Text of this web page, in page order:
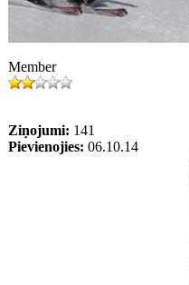
Member
Ziņojumi: 141
Pievienojies: 06.10.14